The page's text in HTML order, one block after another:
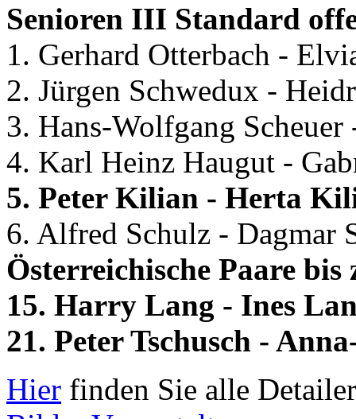
Senioren III Standard
1. Gerhard Otterbach -
2. Jürgen Schwedux -
3. Hans-Wolfgang
4. Karl Heinz Haugut -
5. Peter Kilian - Herta
6. Alfred Schulz - Dagmar
Österreichische Paare
15. Harry Lang - Ines
21. Peter Tschusch -
Hier finden Sie alle